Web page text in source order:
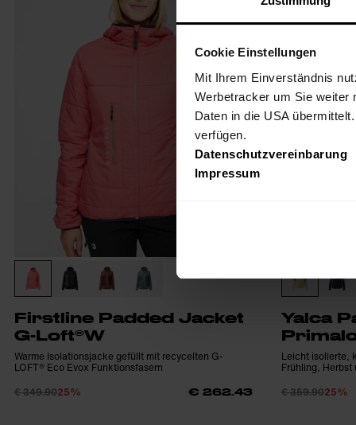
Cookie Einstellungen
Mit Ihrem Einverständnis
Werbetracker um Sie weiter
Daten in die USA
verfügen.
Datenschutzvereinbarung
Impressum
Firstline Padded Jacket
G-Loft®W
Warme Isolationsjacke gefüllt mit recycelten G-
LOFT® Eco Evox Funktionsfasern
€ 349.9025% € 262.43
Yalca
Leicht isolierte,
Frühling, Herbst
€ 359.9025%